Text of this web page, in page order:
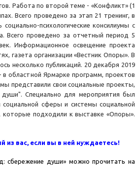
Работа по второй теме - «Конфликт» (1
Всего проведено за этап 21 тренинг, в
психологические консилиумы с
Всего проведено за отчетный период 5
Информационное освещение проекта
газета организации «Вестник Опоры». В
несколько публикаций. 20 декабря 2019
в областной Ярмарке программ, проектов
представили свои социальные проекты,
Специально для мероприятия был
сферы и системы социальной
которые подходили к выставке «Опоры».
из вас, если вы в ней нуждаетесь!
сбережение души» можно прочитать на